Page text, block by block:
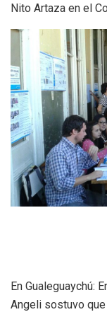
Nito Artaza en el
En Gualeguaychú:
Angeli sostuvo